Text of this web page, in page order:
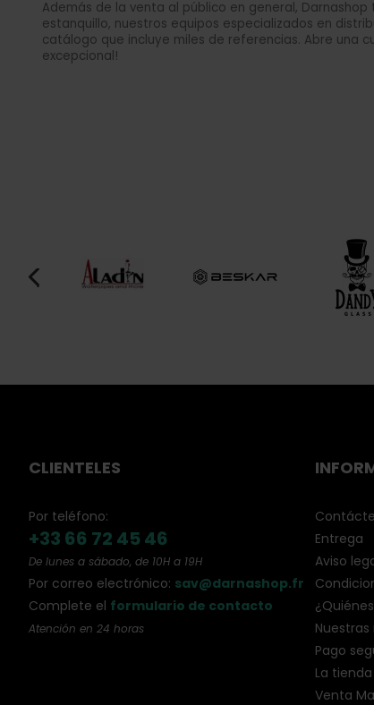
Además de la venta al público en general,
estanquillo, nuestros equipos especializados en
catálogo que incluye miles de referencias. Abre una
excepcional!
CLIENTELES
Por teléfono:
+33 66 72 45 46
De lunes a sábado, de 10H a 19H
Por correo electrónico: sav@darnashop.fr
Complete el formulario de contacto
Atención en 24 horas
Entrega
Aviso
Pago
La
Venta